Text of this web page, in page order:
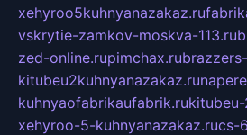
xehyroo5kuhnyanazakaz.ru
vskrytie-zamkov-moskva-113.ru
zed-online.rupimchax.ru
kitubeu2kuhnyanazakaz.ru
kuhnyaofabrikaufabrik.ru
xehyroo-5-kuhnyanazakaz.rucs-